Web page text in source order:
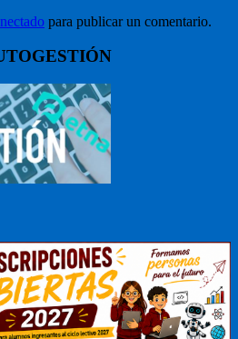
para publicar un comentario.